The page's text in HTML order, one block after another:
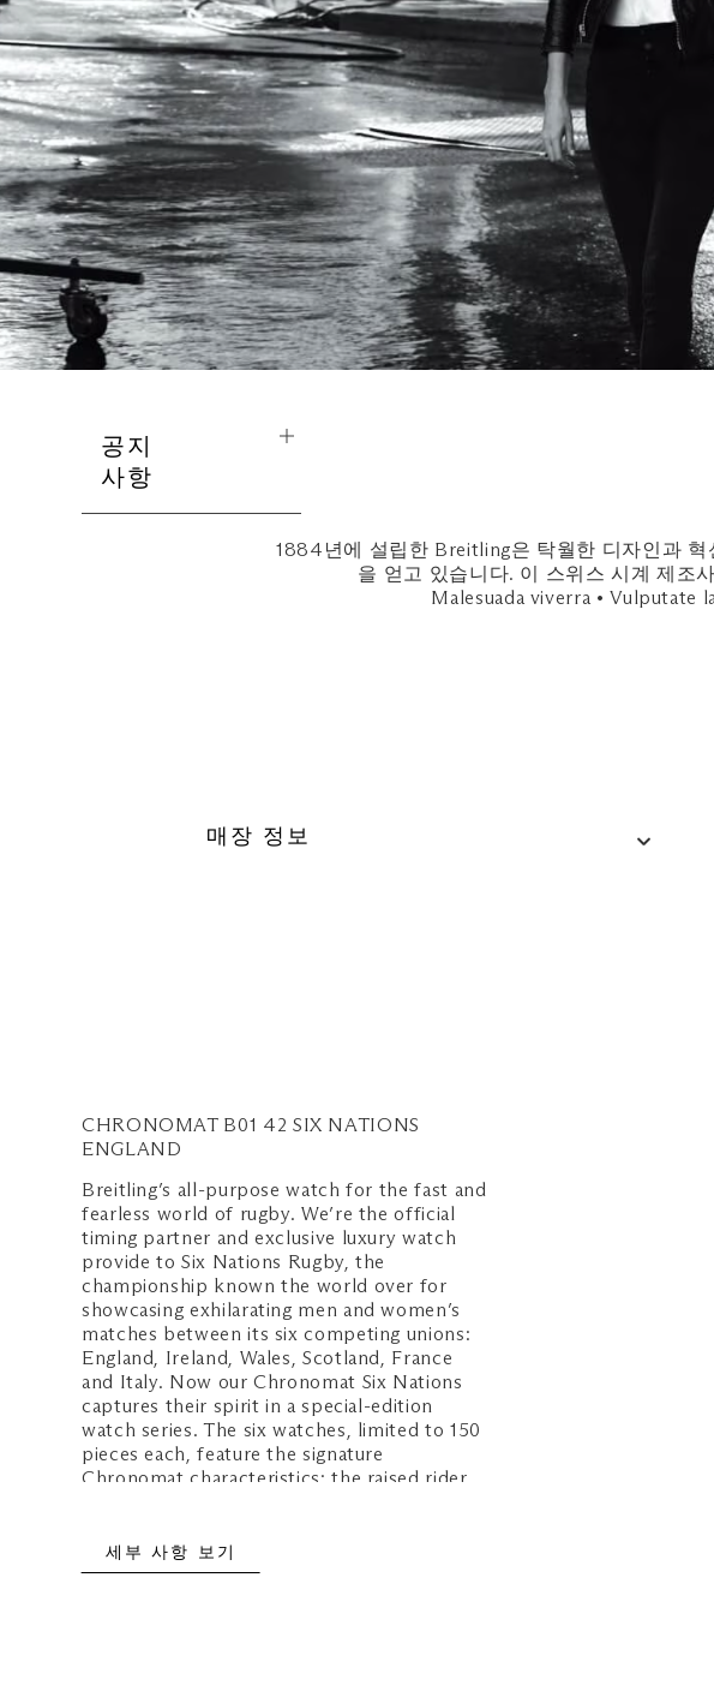
공지
사항
The Mall and Retail Stores are operating Daily: 11am -
operating on reduced / extended hours until further
1884년에 설립한 Breitling은 탁월한 디자인과
을 얻고 있습니다. 이 스위스 시계 제조
Malesuada viverra • Vulputate
매장 정보
금, 토 및 공휴일 전날: 오전 10:30 - 오후 11:00
CHRONOMAT B01 42 SIX NATIONS
ENGLAND
Breitling’s all-purpose watch for the fast and
fearless world of rugby. We’re the official
timing partner and exclusive luxury watch
provide to Six Nations Rugby, the
championship known the world over for
showcasing exhilarating men and women’s
matches between its six competing unions:
England, Ireland, Wales, Scotland, France
and Italy. Now our Chronomat Six Nations
captures their spirit in a special-edition
watch series. The six watches, limited to 150
pieces each, feature the signature
Chronomat characteristics: the raised rider
bracelet—all powered by Breitling’s
exceptional Manufacture Caliber 01.
세부 사항 보기